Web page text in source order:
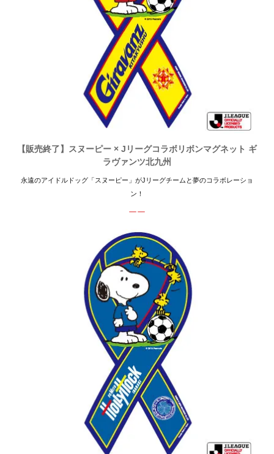
【販売終了】スヌーピー × Jリーグコラボリボンマグネット ギ
ラヴァンツ北九州
永遠のアイドルドッグ「スヌーピー」がJリーグチームと夢のコラボレーショ
ン！
ーー